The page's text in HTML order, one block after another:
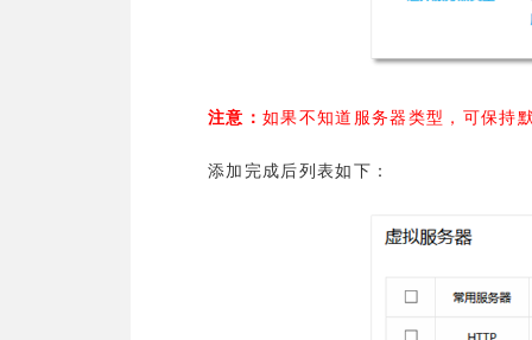
注意： 如果不知道服务器类型，可保持
添加完成后列表如下：